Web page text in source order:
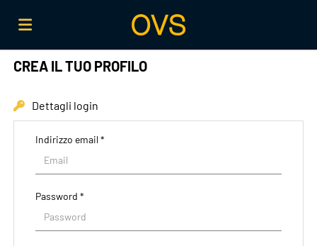
Home
Offerte
di
lavoro
Carica
il
Login
CREA IL TUO PROFILO
Dettagli login
Indirizzo email *
Password *